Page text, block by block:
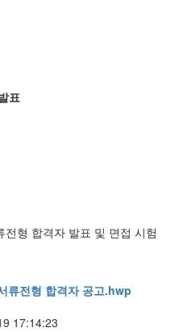
표
형 합격자 발표 및 면접 시험
류전형 합격자 공고.hwp
17:14:23